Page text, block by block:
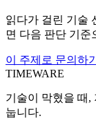
읽다가 걸린 기술
면 다음 판단 기준
이 주제로 문의하기
TIMEWARE
기술이 막혔을 때,
눕니다.